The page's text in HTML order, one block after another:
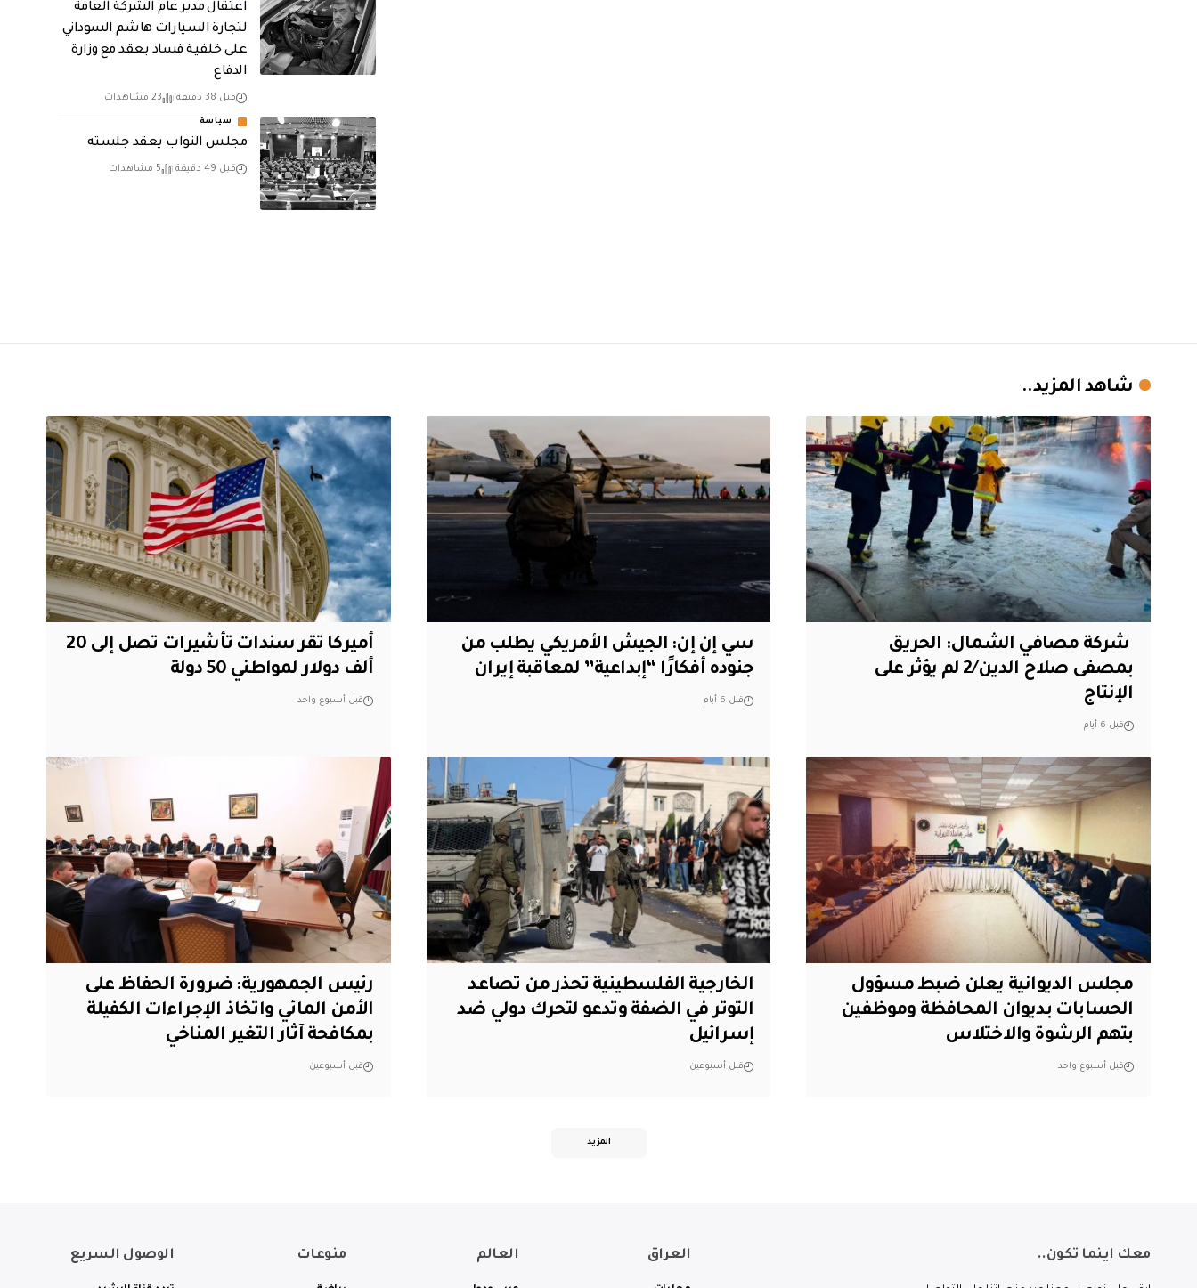
اعتقال مدير عام الشركة العامة
لتجارة السيارات هاشم السوداني
على خلفية فساد بعقد مع وزارة
الدفاع
قبل 38 دقيقة 23 مشاهدات
سياسة
مجلس النواب يعقد جلسته
قبل 49 دقيقة 5 مشاهدات
شاهد المزيد..
‏ شركة مصافي الشمال: الحريق
بمصفى صلاح الدين/2 لم يؤثر على
الإنتاج
قبل 6 أيام
سي إن إن: الجيش الأمريكي يطلب من
جنوده أفكارًا “إبداعية” لمعاقبة إيران
قبل 6 أيام
أميركا تقر سندات تأشيرات تصل إلى 20
ألف دولار لمواطني 50 دولة
قبل أسبوع واحد
مجلس الديوانية يعلن ضبط مسؤول
الحسابات بديوان المحافظة وموظفين
بتهم الرشوة والاختلاس
قبل أسبوع واحد
الخارجية الفلسطينية تحذر من تصاعد
التوتر في الضفة وتدعو لتحرك دولي ضد
إسرائيل
قبل أسبوعين
رئيس الجمهورية: ضرورة الحفاظ على
الأمن المائي واتخاذ الإجراءات الكفيلة
بمكافحة آثار التغير المناخي
قبل أسبوعين
المزيد
معك اينما تكون.. العراق العالم منوعات الوصول السريع